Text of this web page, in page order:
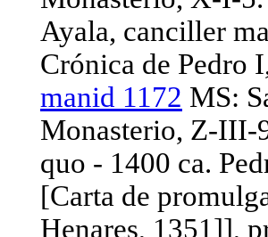
Ayala, canciller
Crónica de Pedro
manid 1172 MS:
Monasterio, Z-III-
quo - 1400 ca.
[Carta de
Henares, 1351]],